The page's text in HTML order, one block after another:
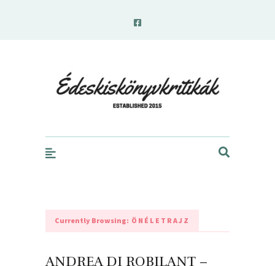
Currently Browsing: ÖNÉLETRAJZ
ANDREA DI ROBILANT –